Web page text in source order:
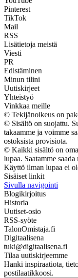
Pinterest
TikTok
Mail
RSS
Lisätietoja meistä
Viesti
PR
Edistäminen
Minun tilini
Uutiskirjeet
Yhteistyö
Vinkkaa meille
© Tekijänoikeus on
© Sisältö on suojattu.
takaamme ja voimme
ostoksista provisiota.
© Kaikki sisältö on
lupaa. Saatamme
Käyttö ilman lupaa ei
Sisäiset linkit
Sivulla navigointi
Blogikirjoitus
Historia
Uutiset-osio
RSS-syöte
TalonOmistaja.fi
Digitaalisena
tuki@digitaalisena.fi
Tilaa uutiskirjeemme
Hanki inspiraatiota,
postilaatikkoosi.